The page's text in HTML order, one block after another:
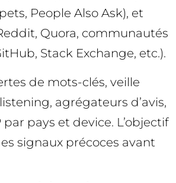
People Also Ask), et
Quora, communautés
Stack Exchange, etc.).
de mots-clés, veille
agrégateurs d’avis,
par pays et device. L’objectif
signaux précoces avant